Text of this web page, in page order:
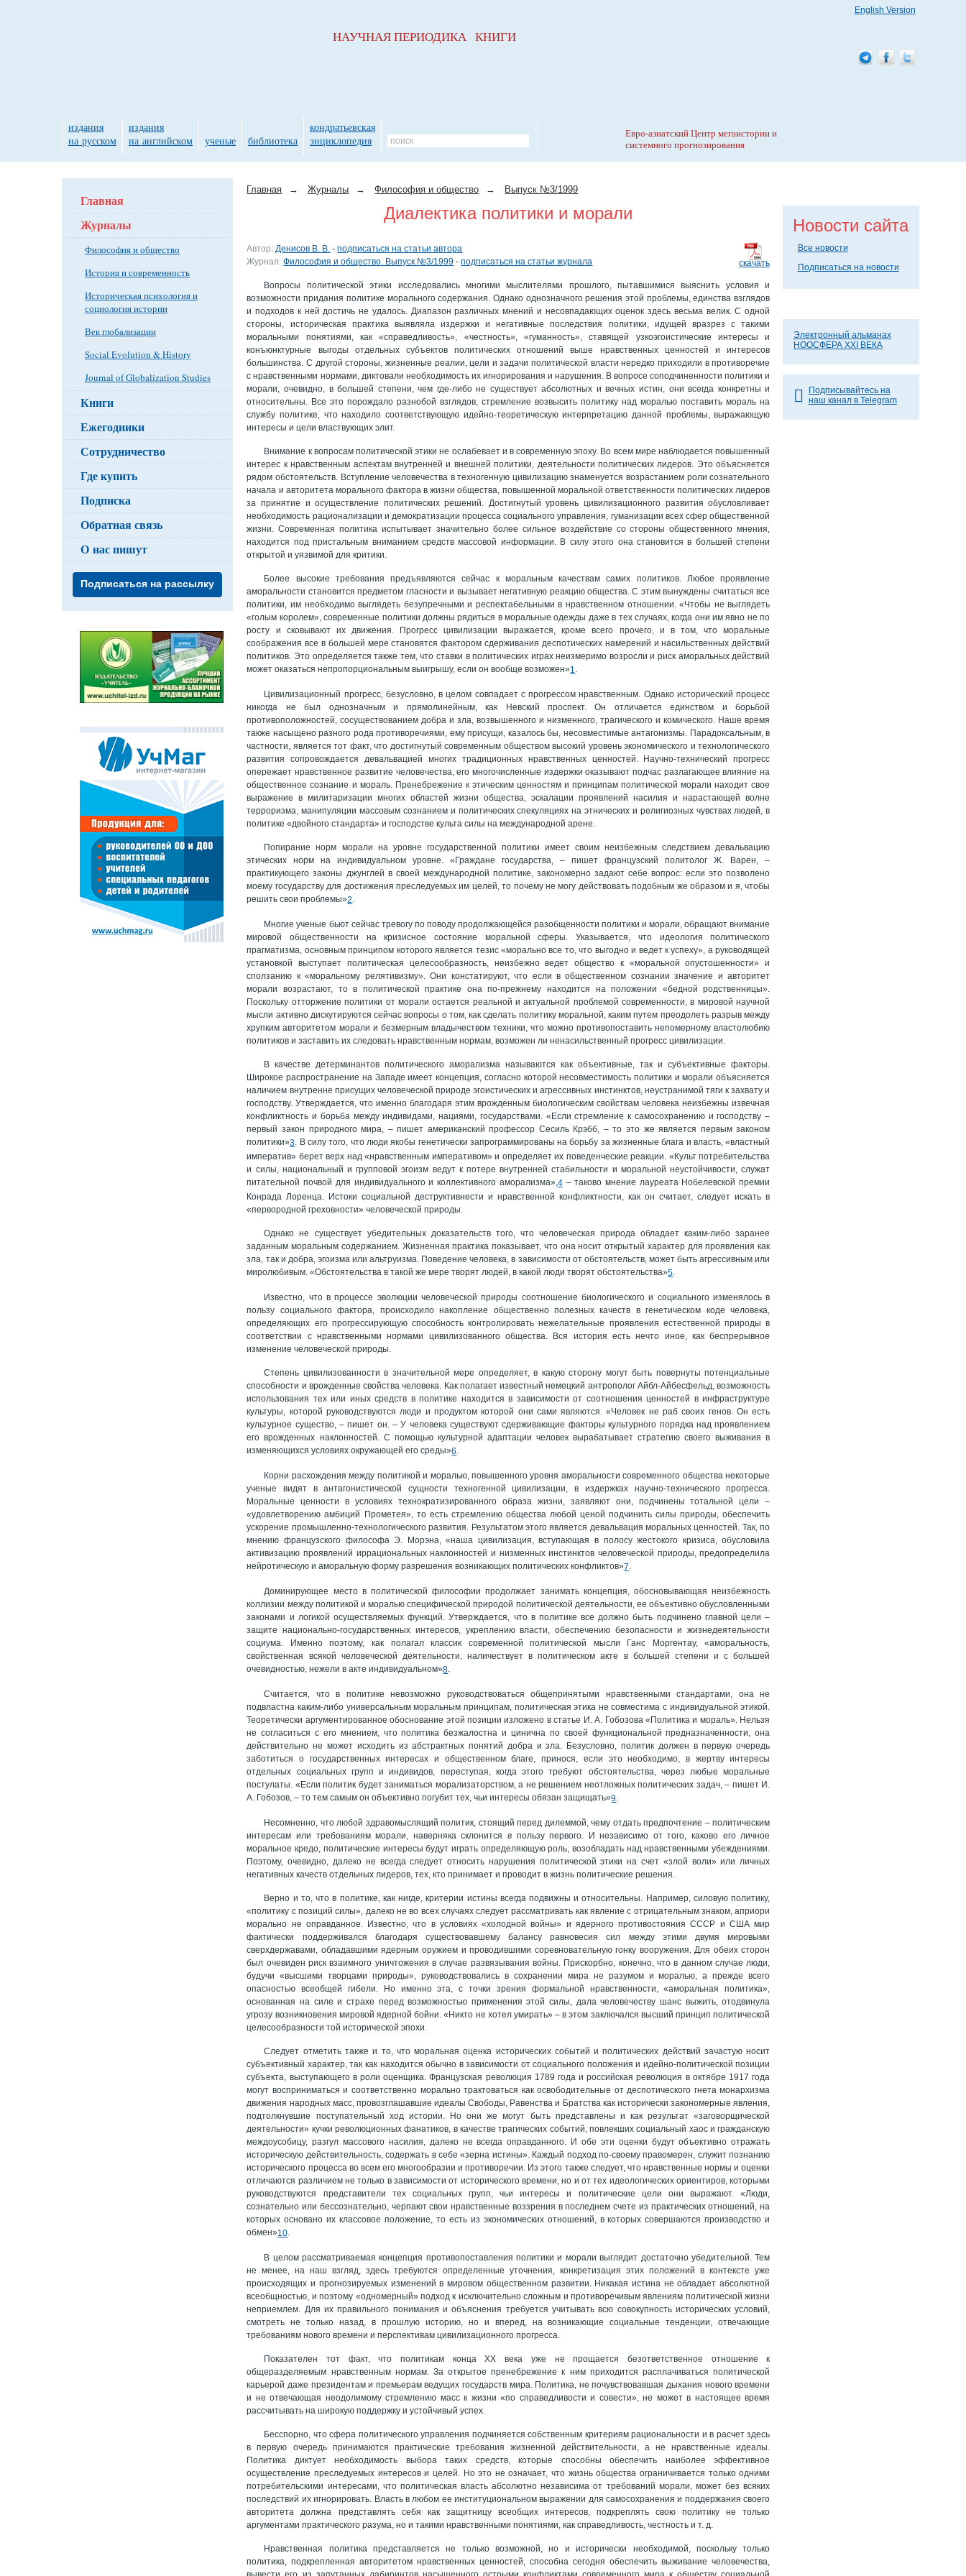
Главная → Журналы → Философия и общество → Выпуск №3/1999
Диалектика политики и морали
скачать
Автор: Денисов В. В. -подписаться на статьи автора
Журнал: Философия и общество. Выпуск №3/1999 -подписаться на статьи журнала
Вопросы политической этики исследовались многими мыслителями прошлого, пытавшимися выяснить условия и
возможности придания политике морального содержания. Однако однозначного решения этой проблемы, единства взглядов
и подходов к ней достичь не удалось. Диапазон различных мнений и несовпадающих оценок здесь весьма велик. С одной
стороны, историческая практика выявляла издержки и негативные последствия политики, идущей вразрез с такими
моральными понятиями, как «справедливость», «честность», «гуманность», ставящей узкоэгоистические интересы и
конъюнктурные выгоды отдельных субъектов политических отношений выше нравственных ценностей и интересов
большинства. С другой стороны, жизненные реалии, цели и задачи политической власти нередко приходили в противоречие
с нравственными нормами, диктовали необходимость их игнорирования и нарушения. В вопросе соподчиненности политики и
морали, очевидно, в большей степени, чем где-либо не существует абсолютных и вечных истин, они всегда конкретны и
относительны. Все это порождало разнобой взглядов, стремление возвысить политику над моралью поставить мораль на
службу политике, что находило соответствующую идейно-теоретическую интерпретацию данной проблемы, выражающую
интересы и цели властвующих элит.
Внимание к вопросам политической этики не ослабевает и в современную эпоху. Во всем мире наблюдается повышенный
интерес к нравственным аспектам внутренней и внешней политики, деятельности политических лидеров. Это объясняется
рядом обстоятельств. Вступление человечества в техногенную цивилизацию знаменуется возрастанием роли сознательного
начала и авторитета морального фактора в жизни общества, повышенной моральной ответственности политических лидеров
за принятие и осуществление политических решений. Достигнутый уровень цивилизационного развития обусловливает
необходимость рационализации и демократизации процесса социального управления, гуманизации всех сфер общественной
жизни. Современная политика испытывает значительно более сильное воздействие со стороны общественного мнения,
находится под пристальным вниманием средств массовой информации. В силу этого она становится в большей степени
открытой и уязвимой для критики.
Более высокие требования предъявляются сейчас к моральным качествам самих политиков. Любое проявление
аморальности становится предметом гласности и вызывает негативную реакцию общества. С этим вынуждены считаться все
политики, им необходимо выглядеть безупречными и респектабельными в нравственном отношении. «Чтобы не выглядеть
«голым королем», современные политики должны рядиться в моральные одежды даже в тех случаях, когда они им явно не по
росту и сковывают их движения. Прогресс цивилизации выражается, кроме всего прочего, и в том, что моральные
соображения все в большей мере становятся фактором сдерживания деспотических намерений и насильственных действий
политиков. Это определяется также тем, что ставки в политических играх неизмеримо возросли и риск аморальных действий
может оказаться непропорциональным выигрышу, если он вообще возможен»1.
Цивилизационный прогресс, безусловно, в целом совпадает с прогрессом нравственным. Однако исторический процесс
никогда не был однозначным и прямолинейным, как Невский проспект. Он отличается единством и борьбой
противоположностей, сосуществованием добра и зла, возвышенного и низменного, трагического и комического. Наше время
также насыщено разного рода противоречиями, ему присущи, казалось бы, несовместимые антагонизмы. Парадоксальным, в
частности, является тот факт, что достигнутый современным обществом высокий уровень экономического и технологического
развития сопровождается девальвацией многих традиционных нравственных ценностей. Научно-технический прогресс
опережает нравственное развитие человечества, его многочисленные издержки оказывают подчас разлагающее влияние на
общественное сознание и мораль. Пренебрежение к этическим ценностям и принципам политической морали находит свое
выражение в милитаризации многих областей жизни общества, эскалации проявлений насилия и нарастающей волне
терроризма, манипуляции массовым сознанием и политических спекуляциях на этнических и религиозных чувствах людей, в
политике «двойного стандарта» и господстве культа силы на международной арене.
Попирание норм морали на уровне государственной политики имеет своим неизбежным следствием девальвацию
этических норм на индивидуальном уровне. «Граждане государства, – пишет французский политолог Ж. Варен, –
практикующего законы джунглей в своей международной политике, закономерно задают себе вопрос: если это позволено
моему государству для достижения преследуемых им целей, то почему не могу действовать подобным же образом и я, чтобы
решить свои проблемы»2.
Многие ученые бьют сейчас тревогу по поводу продолжающейся разобщенности политики и морали, обращают внимание
мировой общественности на кризисное состояние моральной сферы. Указывается, что идеология политического
прагматизма, основным принципом которого является тезис «морально все то, что выгодно и ведет к успеху», а руководящей
установкой выступает политическая целесообразность, неизбежно ведет общество к «моральной опустошенности» и
сползанию к «моральному релятивизму». Они констатируют, что если в общественном сознании значение и авторитет
морали возрастают, то в политической практике она по-прежнему находится на положении «бедной родственницы».
Поскольку отторжение политики от морали остается реальной и актуальной проблемой современности, в мировой научной
мысли активно дискутируются сейчас вопросы о том, как сделать политику моральной, каким путем преодолеть разрыв между
хрупким авторитетом морали и безмерным владычеством техники, что можно противопоставить непомерному властолюбию
политиков и заставить их следовать нравственным нормам, возможен ли ненасильственный прогресс цивилизации.
В качестве детерминантов политического аморализма называются как объективные, так и субъективные факторы.
Широкое распространение на Западе имеет концепция, согласно которой несовместимость политики и морали объясняется
наличием внутренне присущих человеческой природе эгоистических и агрессивных инстинктов, неустранимой тяги к захвату и
господству. Утверждается, что именно благодаря этим врожденным биологическим свойствам человека неизбежны извечная
конфликтность и борьба между индивидами, нациями, государствами. «Если стремление к самосохранению и господству –
первый закон природного мира, – пишет американский профессор Сесиль Крэбб, – то это же является первым законом
политики»3. В силу того, что люди якобы генетически запрограммированы на борьбу за жизненные блага и власть, «властный
императив» берет верх над «нравственным императивом» и определяет их поведенческие реакции. «Культ потребительства
и силы, национальный и групповой эгоизм ведут к потере внутренней стабильности и моральной неустойчивости, служат
питательной почвой для индивидуального и коллективного аморализма»,4– таково мнение лауреата Нобелевской премии
Конрада Лоренца. Истоки социальной деструктивнести и нравственной конфликтности, как он считает, следует искать в
«первородной греховности» человеческой природы.
Однако не существует убедительных доказательств того, что человеческая природа обладает каким-либо заранее
заданным моральным содержанием. Жизненная практика показывает, что она носит открытый характер для проявления как
зла, так и добра, эгоизма или альтруизма. Поведение человека, в зависимости от обстоятельств, может быть агрессивным или
миролюбивым. «Обстоятельства в такой же мере творят людей, в какой люди творят обстоятельства»5.
Известно, что в процессе эволюции человеческой природы соотношение биологического и социального изменялось в
пользу социального фактора, происходило накопление общественно полезных качеств в генетическом коде человека,
определяющих его прогрессирующую способность контролировать нежелательные проявления естественной природы в
соответствии с нравственными нормами цивилизованного общества. Вся история есть нечто иное, как беспрерывное
изменение человеческой природы.
Степень цивилизованности в значительной мере определяет, в какую сторону могут быть повернуты потенциальные
способности и врожденные свойства человека. Как полагает известный немецкий антрополог Айбл-Айбесфельд, возможность
использования тех или иных средств в политике находится в зависимости от соотношения ценностей в инфраструктуре
культуры, которой руководствуются люди и продуктом которой они сами являются. «Человек не раб своих генов. Он есть
культурное существо, – пишет он. – У человека существуют сдерживающие факторы культурного порядка над проявлением
его врожденных наклонностей. С помощью культурной адаптации человек вырабатывает стратегию своего выживания в
изменяющихся условиях окружающей его среды»6.
Корни расхождения между политикой и моралью, повышенного уровня аморальности современного общества некоторые
ученые видят в антагонистической сущности техногенной цивилизации, в издержках научно-технического прогресса.
Моральные ценности в условиях технократизированного образа жизни, заявляют они, подчинены тотальной цели –
«удовлетворению амбиций Прометея», то есть стремлению общества любой ценой подчинить силы природы, обеспечить
ускорение промышленно-технологического развития. Результатом этого является девальвация моральных ценностей. Так, по
мнению французского философа Э. Морэна, «наша цивилизация, вступающая в полосу жестокого кризиса, обусловила
активизацию проявлений иррациональных наклонностей и низменных инстинктов человеческой природы, предопределила
нейротическую и аморальную форму разрешения возникающих политических конфликтов»7.
Доминирующее место в политической философии продолжает занимать концепция, обосновывающая неизбежность
коллизии между политикой и моралью специфической природой политической деятельности, ее объективно обусловленными
законами и логикой осуществляемых функций. Утверждается, что в политике все должно быть подчинено главной цели –
защите национально-государственных интересов, укреплению власти, обеспечению безопасности и жизнедеятельности
социума. Именно поэтому, как полагал классик современной политической мысли Ганс Моргентау, «аморальность,
свойственная всякой человеческой деятельности, наличествует в политическом акте в большей степени и с большей
очевидностью, нежели в акте индивидуальном»8.
Считается, что в политике невозможно руководствоваться общепринятыми нравственными стандартами, она не
подвластна каким-либо универсальным моральным принципам, политическая этика не совместима с индивидуальной этикой.
Теоретически аргументированное обоснование этой позиции изложено в статье И. А. Гобозова «Политика и мораль». Нельзя
не согласиться с его мнением, что политика безжалостна и цинична по своей функциональной предназначенности, она
действительно не может исходить из абстрактных понятий добра и зла. Безусловно, политик должен в первую очередь
заботиться о государственных интересах и общественном благе, принося, если это необходимо, в жертву интересы
отдельных социальных групп и индивидов, переступая, когда этого требуют обстоятельства, через любые моральные
постулаты. «Если политик будет заниматься морализаторством, а не решением неотложных политических задач, – пишет И.
А. Гобозов, – то тем самым он объективно погубит тех, чьи интересы обязан защищать»9.
Несомненно, что любой здравомыслящий политик, стоящий перед дилеммой, чему отдать предпочтение – политическим
интересам или требованиям морали, наверняка склонится в пользу первого. И независимо от того, каково его личное
моральное кредо, политические интересы будут играть определяющую роль, возобладать над нравственными убеждениями.
Поэтому, очевидно, далеко не всегда следует относить нарушения политической этики на счет «злой воли» или личных
негативных качеств отдельных лидеров, тех, кто принимает и проводит в жизнь политические решения.
Верно и то, что в политике, как нигде, критерии истины всегда подвижны и относительны. Например, силовую политику,
«политику с позиций силы», далеко не во всех случаях следует рассматривать как явление с отрицательным знаком, априори
морально не оправданное. Известно, что в условиях «холодной войны» и ядерного противостояния СССР и США мир
фактически поддерживался благодаря существовавшему балансу равновесия сил между этими двумя мировыми
сверхдержавами, обладавшими ядерным оружием и проводившими соревновательную гонку вооружения. Для обеих сторон
был очевиден риск взаимного уничтожения в случае развязывания войны. Прискорбно, конечно, что в данном случае люди,
будучи «высшими творцами природы», руководствовались в сохранении мира не разумом и моралью, а прежде всего
опасностью всеобщей гибели. Но именно эта, с точки зрения формальной нравственности, «аморальная политика»,
основанная на силе и страхе перед возможностью применения этой силы, дала человечеству шанс выжить, отодвинула
угрозу возникновения мировой ядерной бойни. «Никто не хотел умирать» – в этом заключался высший принцип политической
целесообразности той исторической эпохи.
Следует отметить также и то, что моральная оценка исторических событий и политических действий зачастую носит
субъективный характер, так как находится обычно в зависимости от социального положения и идейно-политической позиции
субъекта, выступающего в роли оценщика. Французская революция 1789 года и российская революция в октябре 1917 года
могут восприниматься и соответственно морально трактоваться как освободительные от деспотического гнета монархизма
движения народных масс, провозглашавшие идеалы Свободы, Равенства и Братства как исторически закономерные явления,
подтолкнувшие поступательный ход истории. Но они же могут быть представлены и как результат «заговорщической
деятельности» кучки революционных фанатиков, в качестве трагических событий, повлекших социальный хаос и гражданскую
междоусобицу, разгул массового насилия, далеко не всегда оправданного. И обе эти оценки будут объективно отражать
историческую действительность, содержать в себе «зерна истины». Каждый подход по-своему правомерен, служит познанию
исторического процесса во всем его многообразии и противоречии. Из этого также следует, что нравственные нормы и оценки
отличаются различием не только в зависимости от исторического времени, но и от тех идеологических ориентиров, которыми
руководствуются представители тех социальных групп, чьи интересы и политические цели они выражают. «Люди,
сознательно или бессознательно, черпают свои нравственные воззрения в последнем счете из практических отношений, на
которых основано их классовое положение, то есть из экономических отношений, в которых совершаются производство и
обмен»10.
В целом рассматриваемая концепция противопоставления политики и морали выглядит достаточно убедительной. Тем
не менее, на наш взгляд, здесь требуются определенные уточнения, конкретизация этих положений в контексте уже
происходящих и прогнозируемых изменений в мировом общественном развитии. Никакая истина не обладает абсолютной
всеобщностью, и поэтому «одномерный» подход к исключительно сложным и противоречивым явлениям политической жизни
неприемлем. Для их правильного понимания и объяснения требуется учитывать всю совокупность исторических условий,
смотреть не только назад, в прошлую историю, но и вперед, на возникающие социальные тенденции, отвечающие
требованиям нового времени и перспективам цивилизационного прогресса.
Показателен тот факт, что политикам конца XX века уже не прощается безответственное отношение к
общеразделяемым нравственным нормам. За открытое пренебрежение к ним приходится расплачиваться политической
карьерой даже президентам и премьерам ведущих государств мира. Политика, не почувствовавшая дыхания нового времени
и не отвечающая неодолимому стремлению масс к жизни «по справедливости и совести», не может в настоящее время
рассчитывать на широкую поддержку и устойчивый успех.
Бесспорно, что сфера политического управления подчиняется собственным критериям рациональности и в расчет здесь
в первую очередь принимаются практические требования жизненной действительности, а не нравственные идеалы.
Политика диктует необходимость выбора таких средств, которые способны обеспечить наиболее эффективное
осуществление преследуемых интересов и целей. Но это не означает, что жизнь общества ограничивается только одними
потребительскими интересами, что политическая власть абсолютно независима от требований морали, может без всяких
последствий их игнорировать. Власть в любом ее институциональном выражении для самосохранения и поддержания своего
авторитета должна представлять себя как защитницу всеобщих интересов, подкреплять свою политику не только
аргументами практического разума, но и такими нравственными понятиями, как справедливость, честность и т. д.
Нравственная политика представляется не только возможной, но и исторически необходимой, поскольку только
политика, подкрепленная авторитетом нравственных ценностей, способна сегодня обеспечить выживание человечества,
Главная
Журналы
Философия и общество
История и современность
Историческая психология и
социология истории
Век глобализации
Social Evolution & History
Journal of Globalization Studies
Книги
Ежегодники
Сотрудничество
Где купить
Подписка
Обратная связь
О нас пишут
Подписаться на рассылку
Новости сайта
Все новости
Подписаться на новости
Электронный альманах
НООСФЕРА XXI ВЕКА
Подписывайтесь на
наш канал в Telegram
НАУЧНАЯ ПЕРИОДИКА КНИГИ
издания
на русском
издания
на английском
ученые библиотека
кондратьевская
энциклопедия
Евро-азиатский Центр мегаистории и
системного прогнозирования
English Version